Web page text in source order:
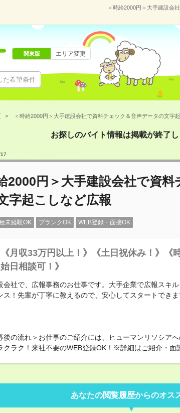
＜時給2000円＞大手建設会
た希望条件
関東版 エリア変更
＜時給2000円＞大手建設会社で資料チェック＆音声データの文字
お探しのバイト情報は掲載が終了
17
2000円＞大手建設会社で資
字起こしなど広報
未経験OK ブランクOK WEB登録・面接OK
《月収33万円以上！》《土日祝休み！》《
始日相談可！》
会社で、広報事務のお仕事です。大手企業で広報スキ
ス！先輩が丁寧に教えるので、安心してスタートできま
後の流れ＞お仕事のご紹介には、ヒューマンリソシア
クラク！来社不要のWEB登録OK！※詳細はご紹介・面
あなたの閲覧履歴からのオス